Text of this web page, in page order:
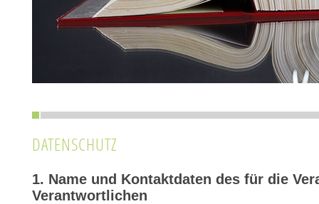
DATENSCHUTZ
1. Name und Kontaktdaten des für die
Verantwortlichen